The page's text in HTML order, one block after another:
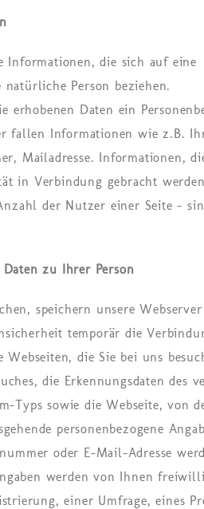
Informationen, die sich auf eine
Person beziehen.
erhobenen Daten ein
fal­len In­for­ma­tio­nen wie z.B.
Mailadresse. In­for­ma­tio­nen,
in Ver­bin­dung ge­bracht
der Nut­zer einer Seite –
zu Ihrer Person
spei­chern un­se­re
tem­po­rär die
Web­sei­ten, die Sie bei uns
die Er­ken­nungs­da­ten des
Typs sowie die Web­sei­te, von
per­sonen­be­zo­ge­ne
oder E-Mail-Adres­se
wer­den von Ihnen
einer Um­fra­ge, eines